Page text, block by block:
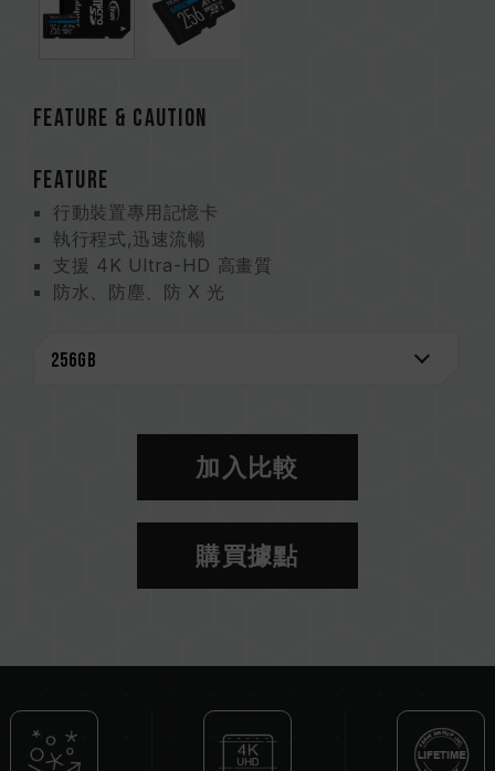
FEATURE & CAUTION
FEATURE
行動裝置專用記憶卡
執行程式,迅速流暢
支援 4K Ultra-HD 高畫質
防水、防塵、防 X 光
加入比較
購買據點